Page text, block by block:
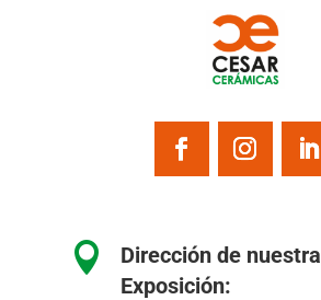

Dirección de nuestra
Exposición: